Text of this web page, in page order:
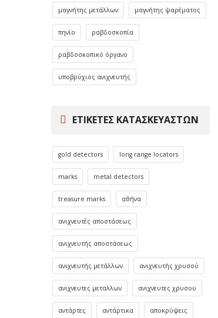
μαγνήτης μετάλλων μαγνήτης ψαρέματος
πηνίο ραβδοσκοπία
ραβδοσκοπικό όργανο
υποβρύχιος ανιχνευτής
ΕΤΙΚΈΤΕΣ ΚΑΤΑΣΚΕΥΑΣΤΏΝ
gold detectors long range locators
marks metal detectors
treasure marks αθήνα
ανιχνευτές αποστάσεως
ανιχνευτής αποστάσεως
ανιχνευτής μετάλλων ανιχνευτής χρυσού
ανιχνευτες μεταλλων ανιχνευτες χρυσου
αντάρτες αντάρτικα αποκρύψεις